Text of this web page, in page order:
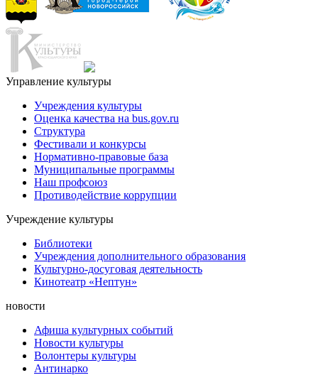
Управление культуры
Учреждения культуры
Оценка качества на bus.gov.ru
Структура
Фестивали и конкурсы
Нормативно-правовые база
Муниципальные программы
Наш профсоюз
Противодействие коррупции
Учреждение культуры
Библиотеки
Учреждения дополнительного образования
Культурно-досуговая деятельность
Кинотеатр «Нептун»
новости
Афиша культурных событий
Новости культуры
Волонтеры культуры
Антинарко